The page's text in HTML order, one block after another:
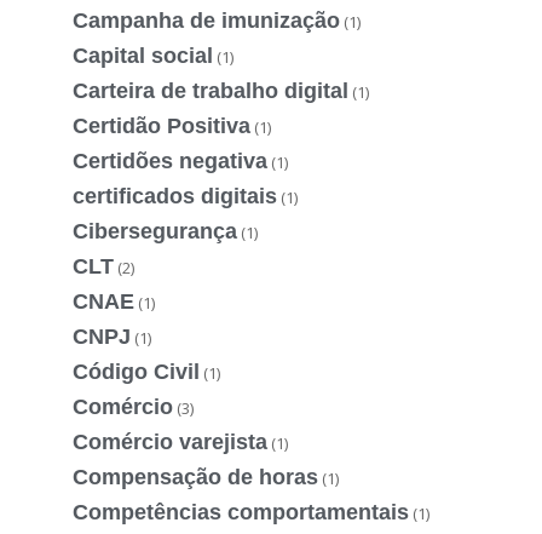
Campanha de imunização (1)
Capital social (1)
Carteira de trabalho digital (1)
Certidão Positiva (1)
Certidões negativa (1)
certificados digitais (1)
Cibersegurança (1)
CLT (2)
CNAE (1)
CNPJ (1)
Código Civil (1)
Comércio (3)
Comércio varejista (1)
Compensação de horas (1)
Competências comportamentais (1)